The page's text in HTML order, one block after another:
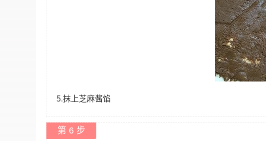
5.抹上芝麻酱馅
第 6 步